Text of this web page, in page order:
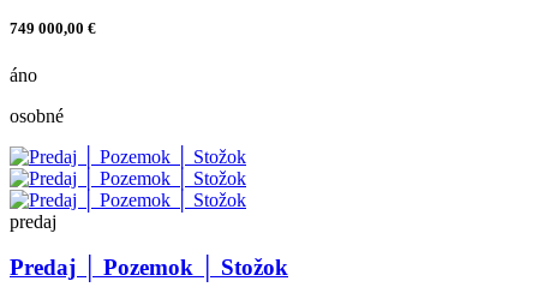
749 000,00 €
áno
osobné
predaj
Predaj │ Pozemok │ Stožok